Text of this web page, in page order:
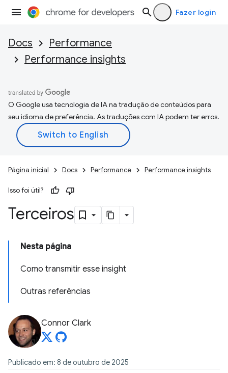
Fazer login
Docs
Performance
Performance insights
O Google usa tecnologia de IA na tradução de conteúdos para
seu idioma de preferência. As traduções com IA podem ter erros.
Página inicial Docs Performance Performance insights
Isso foi útil?
Terceiros
Nesta página
Como transmitir esse insight
Outras referências
Connor Clark
Publicado em: 8 de outubro de 2025